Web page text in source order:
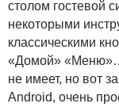
столом гостевой
некоторыми
классическими
«Домой» «Меню»…
не имеет, но вот
Android, очень